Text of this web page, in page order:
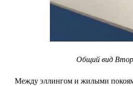
Общий вид
Между эллингом и жилыми